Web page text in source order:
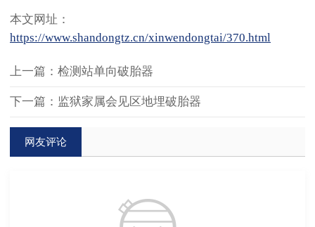
本文网址：
https://www.shandongtz.cn/xinwendongtai/370.html
上一篇：检测站单向破胎器
下一篇：监狱家属会见区地埋破胎器
网友评论